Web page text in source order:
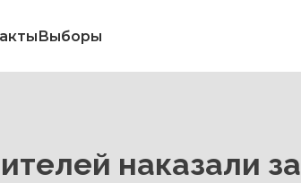
Выборы
наказали за